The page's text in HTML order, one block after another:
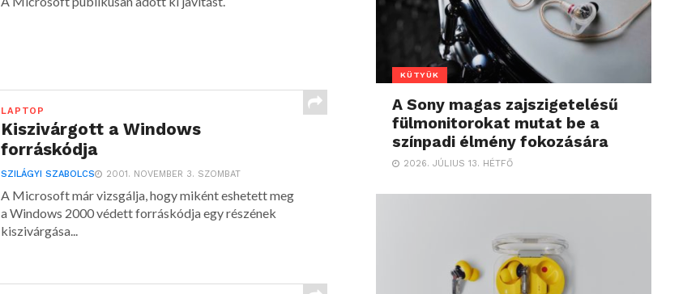
LAPTOP
Kiszivárgott a Windows
forráskódja
SZILÁGYI SZABOLCS 2001. NOVEMBER 3. SZOMBAT
A Microsoft már vizsgálja, hogy miként eshetett meg
a Windows 2000 védett forráskódja egy részének
kiszivárgása...
KÜTYÜK
A Sony magas zajszigetelésű
fülmonitorokat mutat be a
színpadi élmény fokozására
2026. JÚLIUS 13. HÉTFŐ